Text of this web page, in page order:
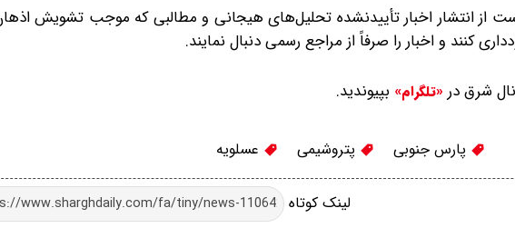
از انتشار اخبار تأییدنشده تحلیل‌های هیجانی و مطالبی که موجب تشویش
کنند و اخبار را صرفاً از مراجع رسمی دنبال نمایند.
شرق در «تلگرام» بپیوندید.
پارس جنوبی پتروشیمی عسلویه
لینک کوتاه